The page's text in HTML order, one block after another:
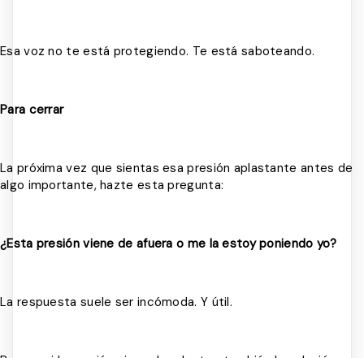
Esa voz no te está protegiendo. Te está saboteando.
Para cerrar
La próxima vez que sientas esa presión aplastante antes de
algo importante, hazte esta pregunta:
¿Esta presión viene de afuera o me la estoy poniendo yo?
La respuesta suele ser incómoda. Y útil.